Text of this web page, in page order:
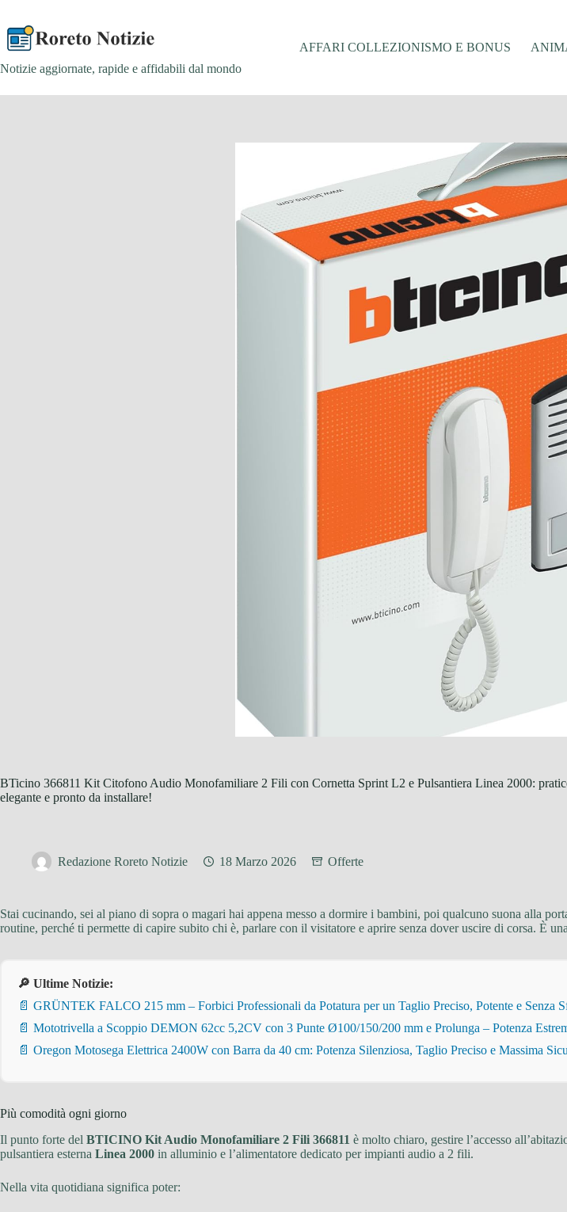
contenuto
Notizie aggiornate, rapide e affidabili dal mondo
AFFARI COLLEZIONISMO E BONUS
BTicino 366811 Kit Citofono Audio Monofamiliare 2 Fili con Cornetta Sprint L2 e Pulsantiera Linea 2000:
elegante e pronto da installare!
Redazione Roreto Notizie 18 Marzo 2026 Offerte
Stai cucinando, sei al piano di sopra o magari hai appena messo a dormire i bambini, poi qualcuno suona alla
routine, perché ti permette di capire subito chi è, parlare con il visitatore e aprire senza dover uscire di corsa. È
🔎 Ultime Notizie:
📄 GRÜNTEK FALCO 215 mm – Forbici Professionali da Potatura per un Taglio Preciso, Potente e Senza
📄 Mototrivella a Scoppio DEMON 62cc 5,2CV con 3 Punte Ø100/150/200 mm e Prolunga – Potenza
📄 Oregon Motosega Elettrica 2400W con Barra da 40 cm: Potenza Silenziosa, Taglio Preciso e Massima
Più comodità ogni giorno
Il punto forte del BTICINO Kit Audio Monofamiliare 2 Fili 366811 è molto chiaro, gestire l’accesso
pulsantiera esterna Linea 2000 in alluminio e l’alimentatore dedicato per impianti audio a 2 fili.
Nella vita quotidiana significa poter: